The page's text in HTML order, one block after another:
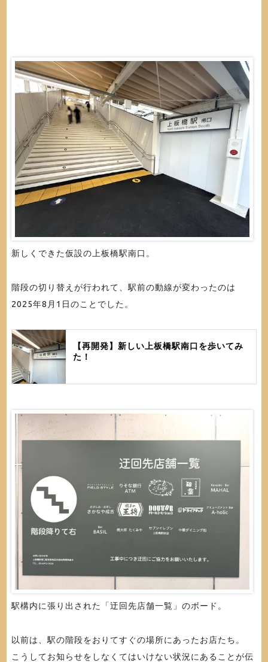
新しくできた仮設の上板橋駅南口。
階段の切り替えが行われて、駅前の動線が変わったのは
2025年8月1日のことでした。
【再開発】新しい上板橋駅南口を歩いてみ
た！
駅構内に張り出された「迂回先店舗一覧」のボード。
以前は、駅の階段をおりてすぐの場所にあったお店たち。
こうしてお知らせをしなくてはいけない状況にあることが伝